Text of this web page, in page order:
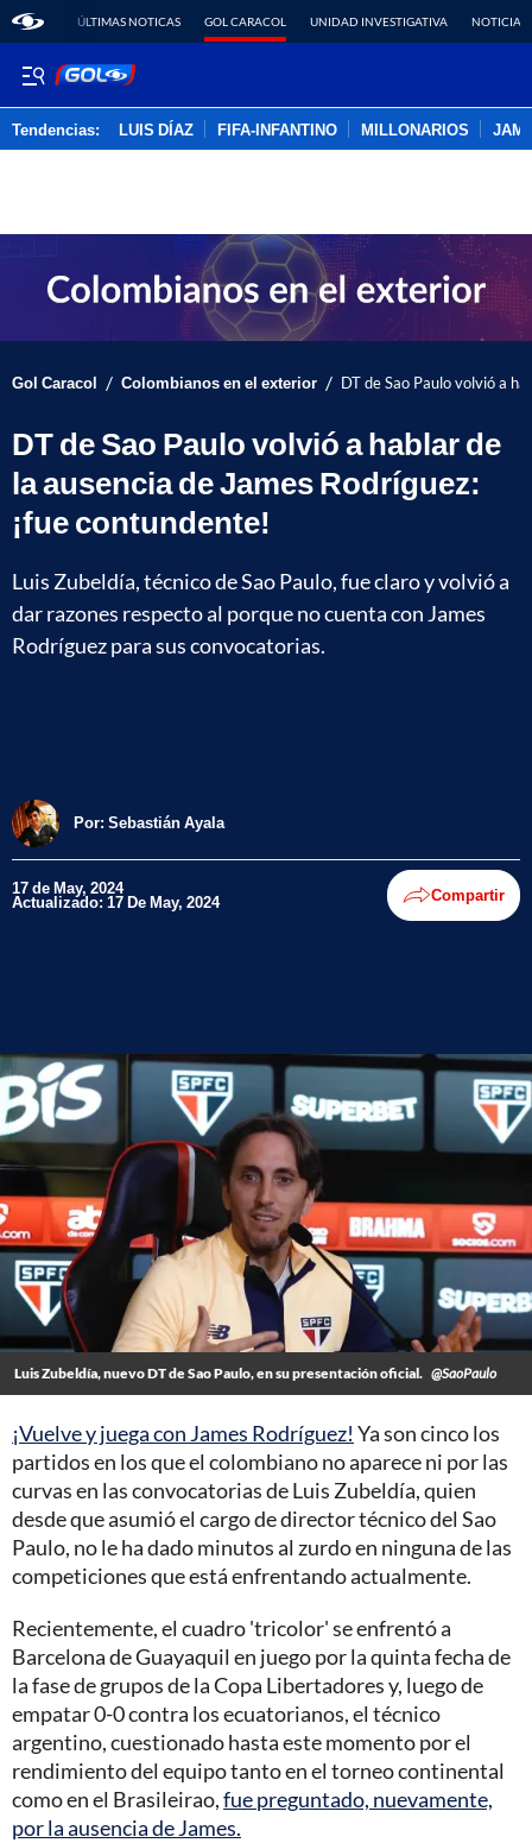
ÚLTIMAS NOTICAS GOL CARACOL UNIDAD INVESTIGATIVA NOTICIAS
Tendencias: LUIS DÍAZ FIFA-INFANTINO MILLONARIOS
Gol Caracol / Colombianos en el exterior / DT de Sao Paulo volvió a
DT de Sao Paulo volvió a hablar de
la ausencia de James Rodríguez:
¡fue contundente!
Luis Zubeldía, técnico de Sao Paulo, fue claro y volvió a
dar razones respecto al porque no cuenta con James
Rodríguez para sus convocatorias.
Por: Sebastián Ayala
17 de May, 2024
Actualizado: 17 De May, 2024 Compartir
Luis Zubeldía, nuevo DT de Sao Paulo, en su presentación oficial. @SaoPaulo
¡Vuelve y juega con James Rodríguez! Ya son cinco los
partidos en los que el colombiano no aparece ni por las
curvas en las convocatorias de Luis Zubeldía, quien
desde que asumió el cargo de director técnico del Sao
Paulo, no le ha dado minutos al zurdo en ninguna de las
competiciones que está enfrentando actualmente.
Recientemente, el cuadro 'tricolor' se enfrentó a
Barcelona de Guayaquil en juego por la quinta fecha de
la fase de grupos de la Copa Libertadores y, luego de
empatar 0-0 contra los ecuatorianos, el técnico
argentino, cuestionado hasta este momento por el
rendimiento del equipo tanto en el torneo continental
como en el Brasileirao,fue preguntado, nuevamente,
por la ausencia de James.